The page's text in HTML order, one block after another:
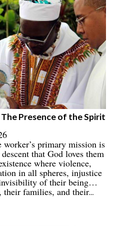
Presence of the Spirit
primary mission is
that God loves them
where violence,
in all spheres, injustice
of their being…
their families, and their